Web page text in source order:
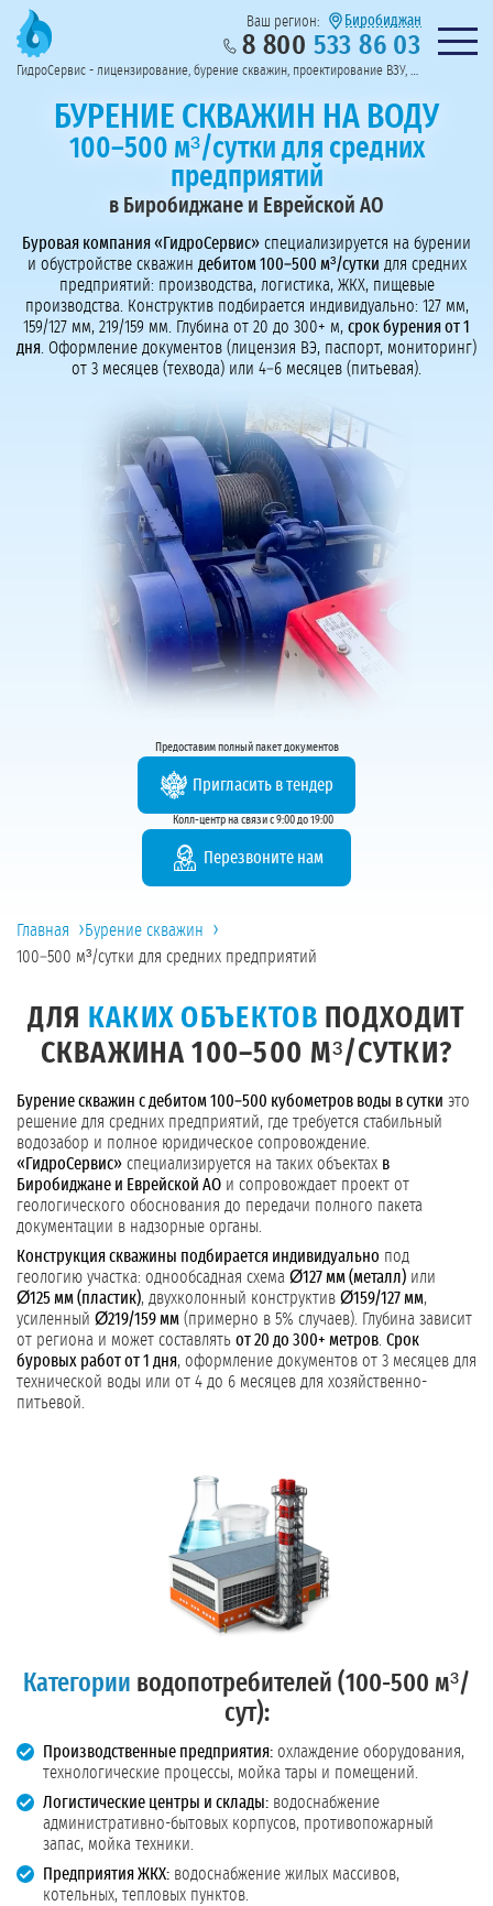
Предоставим полный пакет документов
Пригласить в тендер
Колл-центр на связи с 9:00 до 19:00
Перезвоните мне!
Ваш регион: Биробиджан
8 800 533 86 03 Нужна
ГидроСервис - лицензирование, бурение скважин, проектирование ВЗУ, системы водоподготовки
БУРЕНИЕ СКВАЖИН НА ВОДУ
100–500 м³/сутки для средних
предприятий
в Биробиджане и Еврейской АО
Буровая компания «ГидроСервис» специализируется на бурении
и обустройстве скважин дебитом 100–500 м³/сутки для средних
предприятий: производства, логистика, ЖКХ, пищевые
производства. Конструктив подбирается индивидуально: 127 мм,
159/127 мм, 219/159 мм. Глубина от 20 до 300+ м, срок бурения от 1
дня . Оформление документов (лицензия ВЭ, паспорт, мониторинг)
от 3 месяцев (техвода) или 4–6 месяцев (питьевая).
Предоставим полный пакет документов
Пригласить в тендер
Колл-центр на связи с 9:00 до 19:00
Перезвоните нам
Главная ›Бурение скважин ›
100–500 м³/сутки для средних предприятий
ДЛЯ КАКИХ ОБЪЕКТОВ ПОДХОДИТ
СКВАЖИНА 100–500 М³/СУТКИ?
Бурение скважин с дебитом 100–500 кубометров воды в сутки это
решение для средних предприятий, где требуется стабильный
водозабор и полное юридическое сопровождение.
«ГидроСервис» специализируется на таких объектах в
Биробиджане и Еврейской АО и сопровождает проект от
геологического обоснования до передачи полного пакета
документации в надзорные органы.
Конструкция скважины подбирается индивидуально под
геологию участка: однообсадная схема Ø127 мм (металл) или
Ø125 мм (пластик), двухколонный конструктив Ø159/127 мм,
усиленный Ø219/159 мм (примерно в 5% случаев). Глубина зависит
от региона и может составлять от 20 до 300+ метров Срок
буровых работ от 1 дня, оформление документов от 3 месяцев для
технической воды или от 4 до 6 месяцев для хозяйственно-
питьевой.
Категории водопотребителей (100-500 м³/
сут):
Производственные предприятия: охлаждение оборудования,
технологические процессы, мойка тары и помещений.
Логистические центры и склады: водоснабжение
административно-бытовых корпусов, противопожарный
запас, мойка техники.
Предприятия ЖКХ: водоснабжение жилых массивов,
котельных, тепловых пунктов.